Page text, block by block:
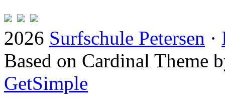
2026 Surfschule Petersen ·
Based on Cardinal Theme
GetSimple